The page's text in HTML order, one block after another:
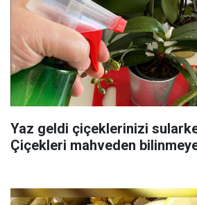
Yaz geldi çiçeklerinizi
Çiçekleri mahveden